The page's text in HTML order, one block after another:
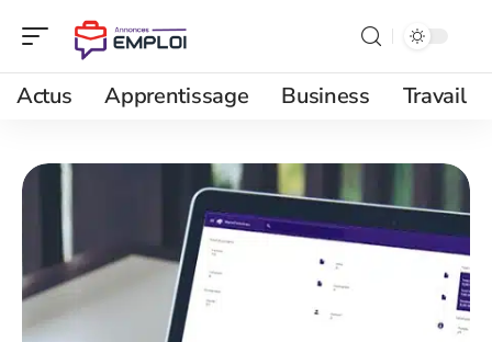
Actus Apprentissage Business Travail